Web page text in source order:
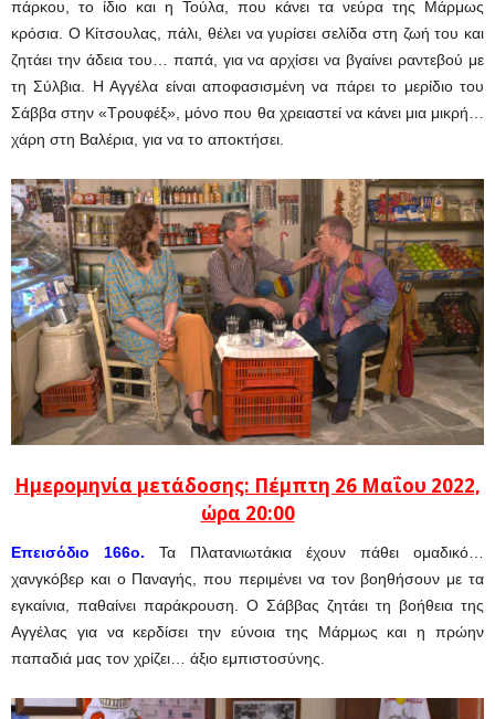
πάρκου, το ίδιο και η Τούλα, που κάνει τα νεύρα της Μάρμως
κρόσια. Ο Κίτσουλας, πάλι, θέλει να γυρίσει σελίδα στη ζωή του και
ζητάει την άδεια του… παπά, για να αρχίσει να βγαίνει ραντεβού με
τη Σύλβια. Η Αγγέλα είναι αποφασισμένη να πάρει το μερίδιο του
Σάββα στην «Τρουφέξ», μόνο που θα χρειαστεί να κάνει μια μικρή…
χάρη στη Βαλέρια, για να το αποκτήσει.
Ημερομηνία μετάδοσης: Πέμπτη 26 Μαΐου 2022,
ώρα 20:00
Eπεισόδιο 166ο. Τα Πλατανιωτάκια έχουν πάθει ομαδικό…
χανγκόβερ και ο Παναγής, που περιμένει να τον βοηθήσουν με τα
εγκαίνια, παθαίνει παράκρουση. Ο Σάββας ζητάει τη βοήθεια της
Αγγέλας για να κερδίσει την εύνοια της Μάρμως και η πρώην
παπαδιά μας τον χρίζει… άξιο εμπιστοσύνης.